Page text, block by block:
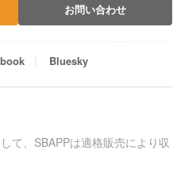
お問い合わせ
Bluesky
て、SBAPPは適格販売により収